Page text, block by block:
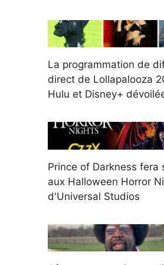
La programmation de
direct de Lollapalooza
Hulu et Disney+
Prince of Darkness fera
aux Halloween Horror
d'Universal Studios